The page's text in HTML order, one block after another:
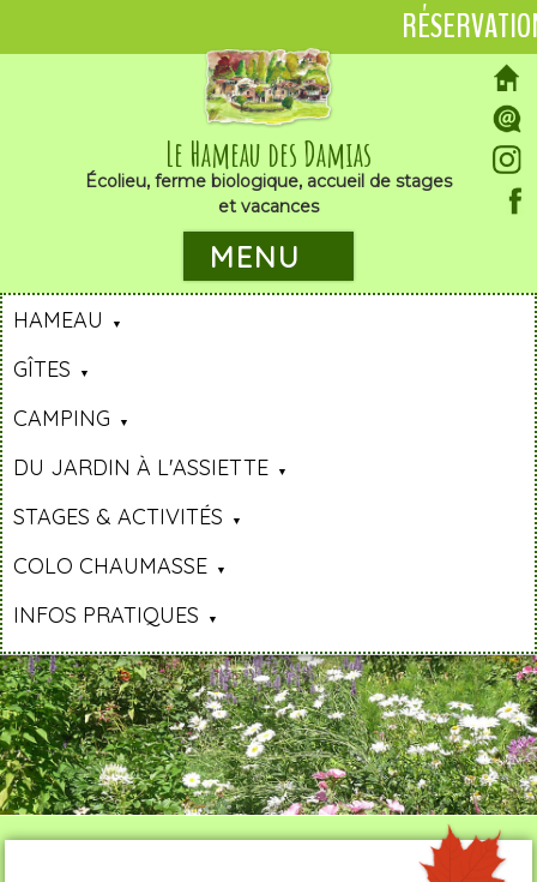
Le Hameau des Damias
Écolieu, ferme biologique, accueil de stages
et vacances
MENU
HAMEAU
GÎTES
CAMPING
DU JARDIN À L'ASSIETTE
STAGES & ACTIVITÉS
COLO CHAUMASSE
INFOS PRATIQUES